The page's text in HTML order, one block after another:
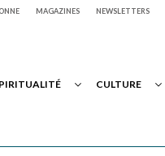
MAGAZINES NEWSLETTERS
CULTURE